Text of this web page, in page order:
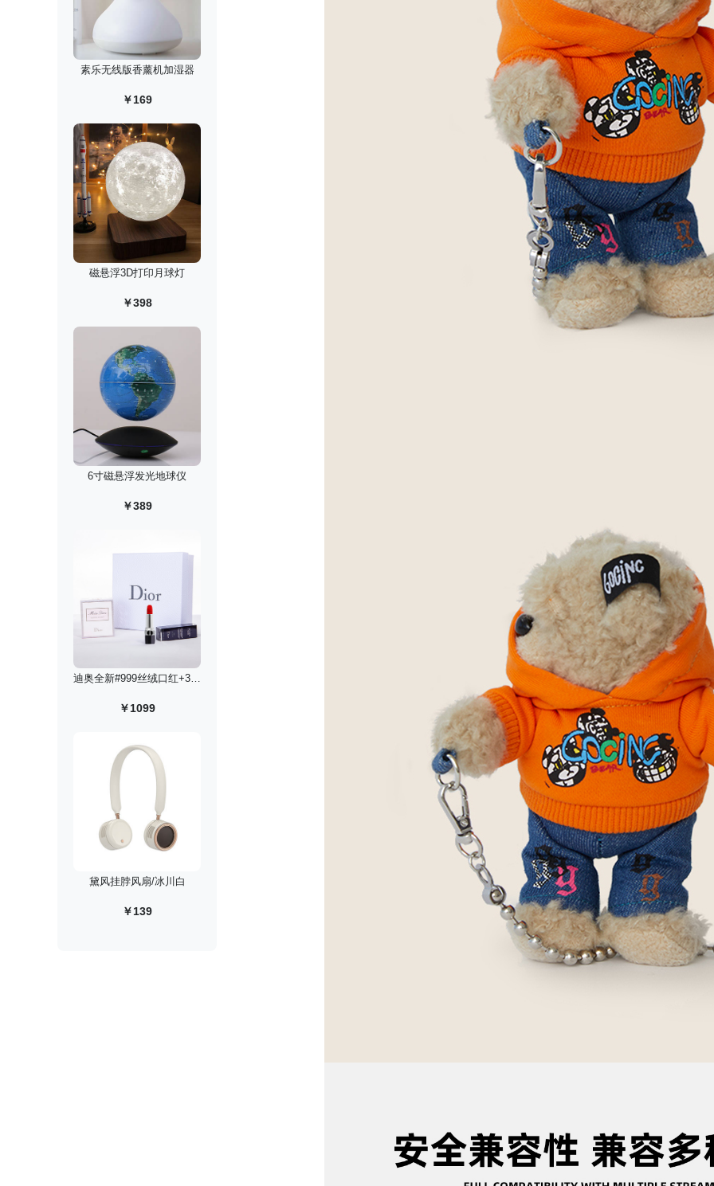
素乐无线版香薰机加湿器
￥169
磁悬浮3D打印月球灯
￥398
6寸磁悬浮发光地球仪
￥389
迪奥全新#999丝绒口红+30ml花漾淡香水礼盒
￥1099
黛风挂脖风扇/冰川白
￥139